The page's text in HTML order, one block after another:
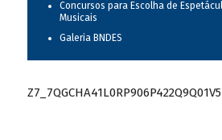
Concursos para Escolha de
Musicais
Galeria BNDES
Z7_7QGCHA41L0RP906P422Q9Q01V5